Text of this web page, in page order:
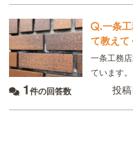
.一条
て教えて
一条工務
ています
あるので
1件の回答数 投